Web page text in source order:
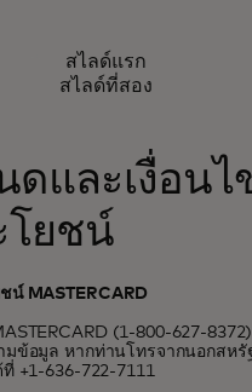
ะนำธุรกิจของคุณไป
สไลด์แรก
สไลด์ที่สอง
และเงื่อนไ
โยชน์
น์ MASTERCARD
(1-800-627-
มข้อมูล หากท่านโทรจากนอกสหรั
+1-636-722-7111